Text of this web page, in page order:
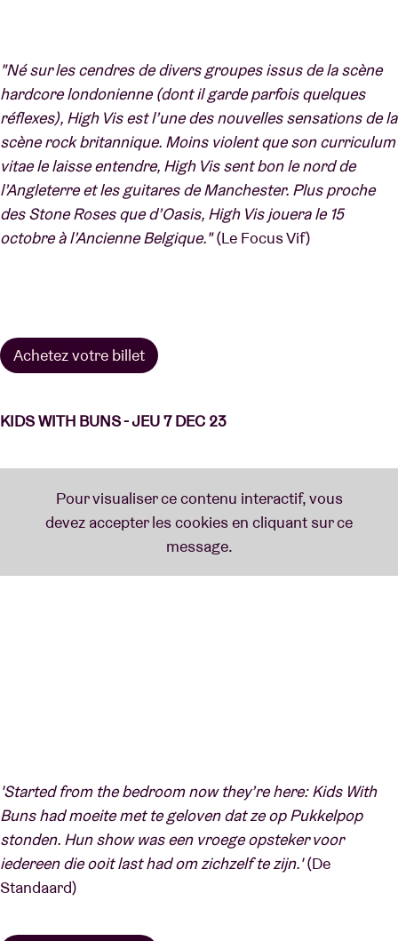
"Né sur les cendres de divers groupes issus de la scène
hardcore londonienne (dont il garde parfois quelques
réflexes), High Vis est l’une des nouvelles sensations de la
scène rock britannique. Moins violent que son curriculum
vitae le laisse entendre, High Vis sent bon le nord de
l’Angleterre et les guitares de Manchester. Plus proche
des Stone Roses que d’Oasis, High Vis jouera le 15
octobre à l’Ancienne Belgique."(Le Focus Vif)
Achetez votre billet
KIDS WITH BUNS - JEU 7 DEC 23
'Started from the bedroom now they’re here: Kids With
Buns had moeite met te geloven dat ze op Pukkelpop
stonden. Hun show was een vroege opsteker voor
iedereen die ooit last had om zichzelf te zijn.'(De
Standaard)